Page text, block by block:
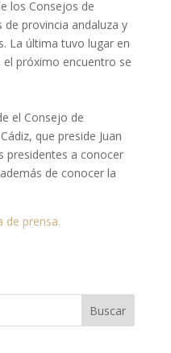
los Consejos de
de provincia andaluza y
La última tuvo lugar en
el próximo encuentro se
el Consejo de
que preside Juan
presidentes a conocer
de conocer la
de prensa.